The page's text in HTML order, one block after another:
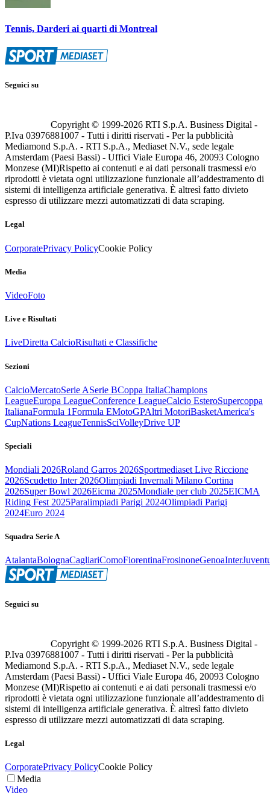
Tennis, Darderi ai quarti di Montreal
Seguici su
Copyright © 1999-2026 RTI S.p.A. Business Digital -
P.Iva 03976881007 - Tutti i diritti riservati - Per la pubblicità
Mediamond S.p.A. - RTI S.p.A., Mediaset N.V., sede legale
Amsterdam (Paesi Bassi) - Uffici Viale Europa 46, 20093 Cologno
Monzese (MI)Rispetto ai contenuti e ai dati personali trasmessi e/o
riprodotti è vietata ogni utilizzazione funzionale all’addestramento di
sistemi di intelligenza artificiale generativa. È altresì fatto divieto
espresso di utilizzare mezzi automatizzati di data scraping.
Legal
CorporatePrivacy PolicyCookie Policy
Media
VideoFoto
Live e Risultati
LiveDiretta CalcioRisultati e Classifiche
Sezioni
CalcioMercatoSerie ASerie BCoppa ItaliaChampions
LeagueEuropa LeagueConference LeagueCalcio EsteroSupercoppa
ItalianaFormula 1Formula EMotoGPAltri MotoriBasketAmerica's
CupNations LeagueTennisSciVolleyDrive UP
Speciali
Mondiali 2026Roland Garros 2026Sportmediaset Live Riccione
2026Scudetto Inter 2026Olimpiadi Invernali Milano Cortina
2026Super Bowl 2026Eicma 2025Mondiale per club 2025EICMA
Riding Fest 2025Paralimpiadi Parigi 2024Olimpiadi Parigi
2024Euro 2024
Squadra Serie A
AtalantaBolognaCagliariComoFiorentinaFrosinoneGenoaInter
Seguici su
Copyright © 1999-2026 RTI S.p.A. Business Digital -
P.Iva 03976881007 - Tutti i diritti riservati - Per la pubblicità
Mediamond S.p.A. - RTI S.p.A., Mediaset N.V., sede legale
Amsterdam (Paesi Bassi) - Uffici Viale Europa 46, 20093 Cologno
Monzese (MI)Rispetto ai contenuti e ai dati personali trasmessi e/o
riprodotti è vietata ogni utilizzazione funzionale all’addestramento di
sistemi di intelligenza artificiale generativa. È altresì fatto divieto
espresso di utilizzare mezzi automatizzati di data scraping.
Legal
CorporatePrivacy PolicyCookie Policy
Media
Video